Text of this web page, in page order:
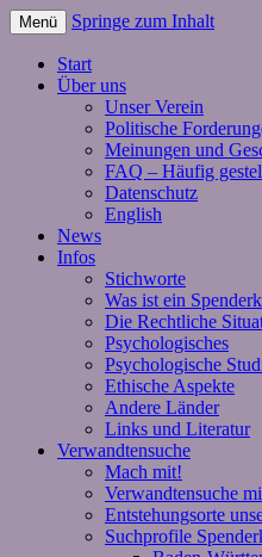
Menü Springe zum Inhalt
Start
Über uns
Unser Verein
Politische
Meinungen und
FAQ – Häufig
Datenschutz
English
News
Infos
Stichworte
Was ist ein
Die Rechtliche
Psychologisches
Psychologische
Ethische Aspekte
Andere Länder
Links und Literatur
Verwandtensuche
Mach mit!
Verwandtensuche
Entstehungsorte
Suchprofile